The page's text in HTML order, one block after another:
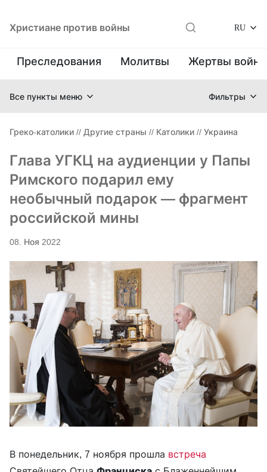
Христиане против войны RU
Преследования Молитвы Жертвы
Все пункты меню Фильтры
Греко-католики // Другие страны // Католики // Украина
Глава УГКЦ на аудиенции у Папы
Римского подарил ему
необычный подарок — фрагмент
российской мины
08. Ноя 2022
В понедельник, 7 ноября прошла встреча